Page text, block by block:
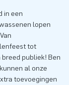
in een
lopen
tot
publiek! Ben
al onze
toevoegingen